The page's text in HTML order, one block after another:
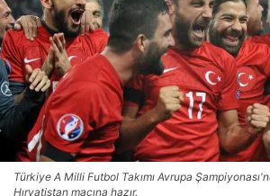
Türkiye A Milli Futbol Takımı Avrupa
Hırvatistan maçına hazır.